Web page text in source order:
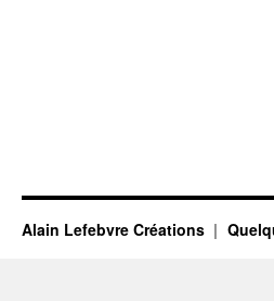
Alain Lefebvre Créations